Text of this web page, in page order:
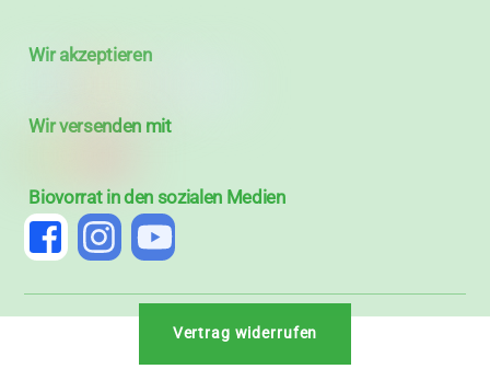
Wir akzeptieren
Wir versenden mit
Biovorrat in den sozialen Medien
Vertrag widerrufen